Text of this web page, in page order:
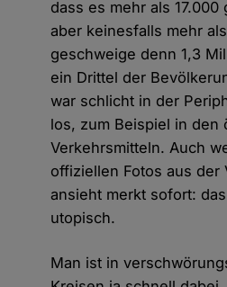
dass es mehr als
aber keinesfalls mehr
geschweige denn 1,3
ein Drittel der
war schlicht in der
los, zum Beispiel in den
Verkehrsmitteln. Auch
offiziellen Fotos aus der
ansieht merkt sofort:
utopisch.
Man ist in